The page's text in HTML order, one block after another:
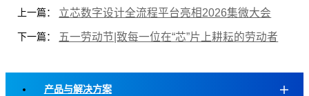
上一篇： 立芯数字设计全流程平台亮相2026集微大会
下一篇： 五一劳动节|致每一位在“芯”片上耕耘的劳动者
产品与解决方案